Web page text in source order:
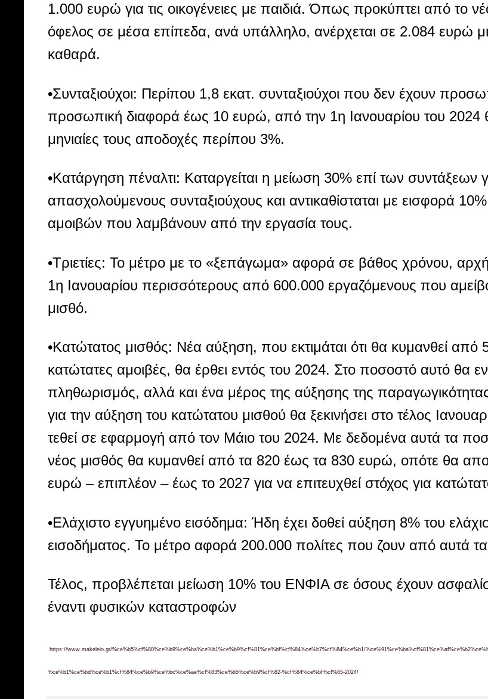
1.000 ευρώ για τις οικογένειες με παιδιά. Όπως προκύπτει από το
όφελος σε μέσα επίπεδα, ανά υπάλληλο, ανέρχεται σε 2.084 ευρώ
καθαρά.
•Συνταξιούχοι: Περίπου 1,8 εκατ. συνταξιούχοι που δεν έχουν
προσωπική διαφορά έως 10 ευρώ, από την 1η Ιανουαρίου του 2024
μηνιαίες τους αποδοχές περίπου 3%.
•Κατάργηση πέναλτι: Καταργείται η μείωση 30% επί των συντάξεων
απασχολούμενους συνταξιούχους και αντικαθίσταται με εισφορά
αμοιβών που λαμβάνουν από την εργασία τους.
•Τριετίες: Το μέτρο με το «ξεπάγωμα» αφορά σε βάθος χρόνου,
1η Ιανουαρίου περισσότερους από 600.000 εργαζόμενους που
μισθό.
•Κατώτατος μισθός: Νέα αύξηση, που εκτιμάται ότι θα κυμανθεί από
κατώτατες αμοιβές, θα έρθει εντός του 2024. Στο ποσοστό αυτό θα
πληθωρισμός, αλλά και ένα μέρος της αύξησης της
για την αύξηση του κατώτατου μισθού θα ξεκινήσει στο τέλος
τεθεί σε εφαρμογή από τον Μάιο του 2024. Με δεδομένα αυτά τα
νέος μισθός θα κυμανθεί από τα 820 έως τα 830 ευρώ, οπότε θα
ευρώ – επιπλέον – έως το 2027 για να επιτευχθεί στόχος για
•Ελάχιστο εγγυημένο εισόδημα: Ήδη έχει δοθεί αύξηση 8% του
εισοδήματος. Το μέτρο αφορά 200.000 πολίτες που ζουν από αυτά
Τέλος, προβλέπεται μείωση 10% του ΕΝΦΙΑ σε όσους έχουν
έναντι φυσικών καταστροφών
https://www.makeleio.gr/%ce%b5%cf%80%ce%b9%ce%ba%ce%b1%ce%b9%cf%81%ce%bf%cf%84%ce%b7%cf%84%ce%b1/
%ce%b1%ce%bd%ce%b1%cf%84%ce%b9%ce%bc%ce%ae%cf%83%ce%b5%ce%b9%cf%82-%cf%84%ce%bf%cf%85-2024/